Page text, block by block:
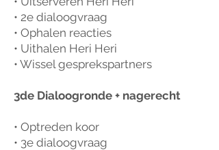
• 2e dialoogvraag
• Ophalen reacties
• Uithalen Heri Heri
• Wissel gesprekspartners
3de Dialoogronde + nagerecht
• Optreden koor
• 3e dialoogvraag